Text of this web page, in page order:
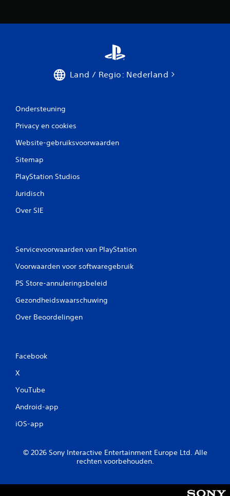
Land / Regio: Nederland
Ondersteuning
Privacy en cookies
Website-gebruiksvoorwaarden
Sitemap
PlayStation Studios
Juridisch
Over SIE
Servicevoorwaarden van PlayStation
Voorwaarden voor softwaregebruik
PS Store-annuleringsbeleid
Gezondheidswaarschuwing
Over Beoordelingen
Facebook
X
YouTube
Android-app
iOS-app
© 2026 Sony Interactive Entertainment Europe Ltd. Alle
rechten voorbehouden.